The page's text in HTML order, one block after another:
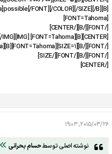
FONT][/COLOR][/SIZE][/B][B]
[FONT=Tahoma]
[/FONT][/B][/CENTER]
[CENTER][B][FONT=Tahoma] [IMG]http://forum.exceliran.com/attachment.php?attachmentid=5334&d=1419428336[/IMG]
[/FONT][/B][SIZE=1][FONT=Tahoma][B][FONT=Tahoma]
[/FONT][/B][/FONT][/SIZE]
[/CENTER]
2015/03/26, 19:03
نوشته اصلی توسطحسام بحرانی